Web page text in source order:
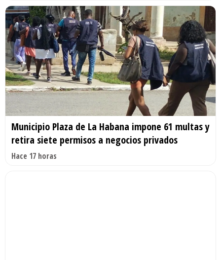
Municipio Plaza de La Habana impone 61 multas y
retira siete permisos a negocios privados
Hace 17 horas